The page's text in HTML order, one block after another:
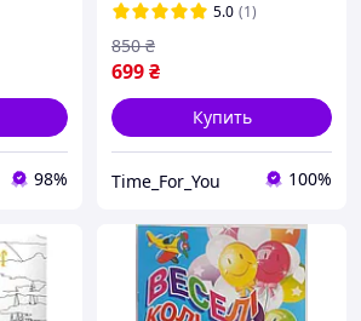
98%
5.0 (1)
699₴
850 ₴
Купить
Time_For_You 100%